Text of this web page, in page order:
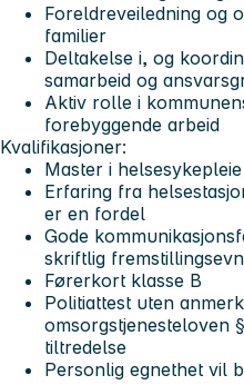
Foreldreveiledning og
familier
Deltakelse i, og
samarbeid og
Aktiv rolle i
forebyggende arbeid
Kvalifikasjoner:
Master i
Erfaring fra
er en fordel
Gode
skriftlig
Førerkort klasse B
Politiattest uten
omsorgstjenesteloven
tiltredelse
Personlig egnethet vil